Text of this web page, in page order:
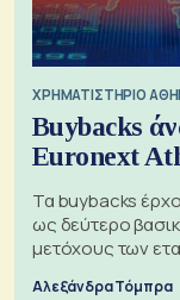
XΡΗΜΑΤΙΣΤΗΡΙΟ
Buybacks
Euronext
Τα buybacks
ως δεύτερο
μετόχους των
Αλεξάνδρα Τόμπρα